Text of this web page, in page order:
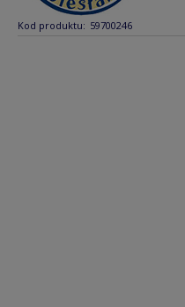
Kod produktu: 59700246